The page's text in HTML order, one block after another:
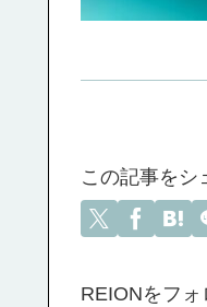
この記事をシ
REIONをフォ